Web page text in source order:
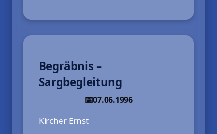
Begräbnis –
Sargbegleitung
07.06.1996
Kircher Ernst